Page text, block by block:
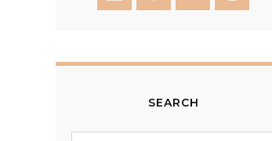
SEARCH